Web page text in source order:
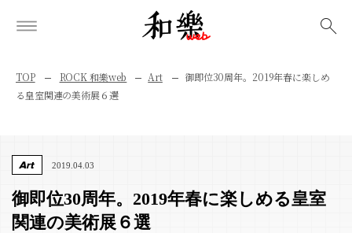
TOP ROCK 和樂web Art
御即位30周年。2019年春に楽しめ
る皇室関連の美術展６選
Art 2019.04.03
御即位30周年。2019年春に楽しめる皇室
関連の美術展６選